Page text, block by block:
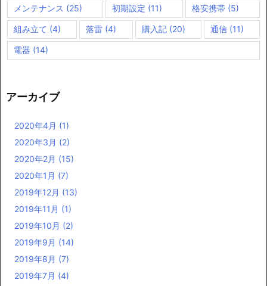
メンテナンス (25) 初期設定 (11) 格安携帯 (5)
組み立て (4) 落雷 (4) 購入記(20) 通信(11)
電器 (14)
アーカイブ
2020年4月 (1)
2020年3月 (2)
2020年2月 (15)
2020年1月 (7)
2019年12月 (13)
2019年11月 (1)
2019年10月 (2)
2019年9月 (14)
2019年8月 (7)
2019年7月 (4)